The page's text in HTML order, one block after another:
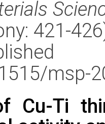
421-
msp-
Cu-Ti